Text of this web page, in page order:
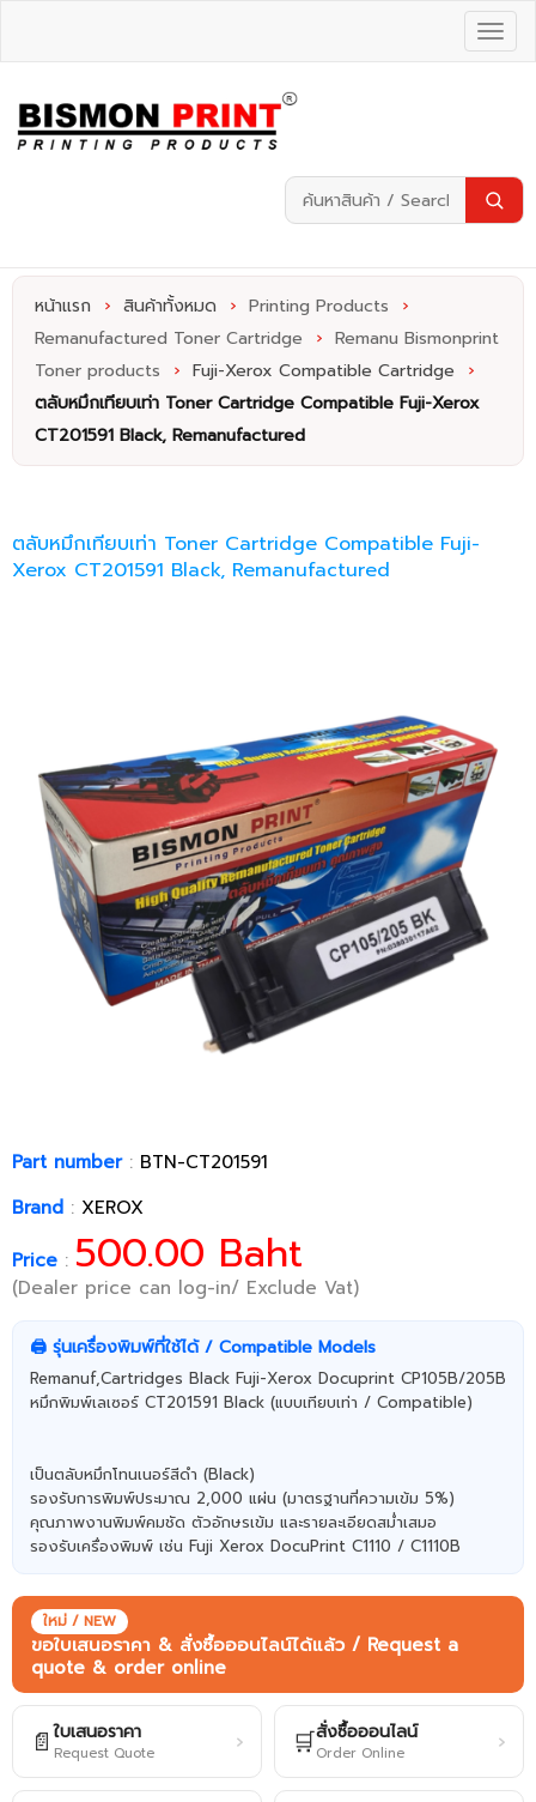
หน้าแรก › สินค้าทั้งหมด › Printing Products
›
Remanufactured Toner Cartridge
› Remanu Bismonprint
Toner products
› Fuji-Xerox Compatible Cartridge
›
ตลับหมึกเทียบเท่า Toner Cartridge Compatible Fuji-Xerox
CT201591 Black, Remanufactured
ตลับหมึกเทียบเท่า Toner Cartridge Compatible Fuji-
Xerox CT201591 Black, Remanufactured
Part number: BTN-CT201591
Brand : XEROX
Price : 500.00 Baht
(Dealer price can log-in/ Exclude Vat)
🖨️ รุ่นเครื่องพิมพ์ที่ใช้ได้ / Compatible Models
Remanuf,Cartridges Black Fuji-Xerox Docuprint CP105B/205B
หมึกพิมพ์เลเซอร์ CT201591 Black (แบบเทียบเท่า / Compatible)
เป็นตลับหมึกโทนเนอร์สีดำ (Black)
รองรับการพิมพ์ประมาณ 2,000 แผ่น (มาตรฐานที่ความเข้ม 5%)
คุณภาพงานพิมพ์คมชัด ตัวอักษรเข้ม และรายละเอียดสม่ำเสมอ
รองรับเครื่องพิมพ์ เช่น Fuji Xerox DocuPrint C1110 / C1110B
ใหม่ / NEW
ขอใบเสนอราคา & สั่งซื้อออนไลน์ได้แล้ว / Request a
quote & order online
📄 ใบเสนอราคา
Request Quote › 🛒สั่งซื้อออนไลน์
Order Online ›